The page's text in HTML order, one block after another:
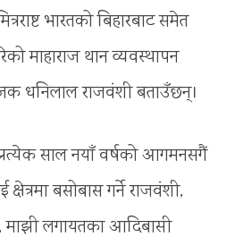
भारतको बिहारबाट समेत
माहाराज थान व्यवस्थापन
धनिलाल राजवंशी बताउँछन्।
साल नयाँ वर्षको आगमनसगैं
क्षेत्रमा बसोबास गर्ने राजवंशी,
माझी लगायतका आदिबासी